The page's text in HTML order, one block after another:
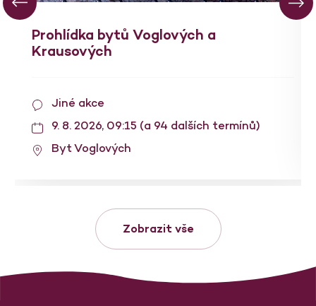
Prohlídka bytů Voglových a
Krausových
Jiné akce
9. 8. 2026, 09:15 (a 94 dalších termínů)
Byt Voglových
Zobrazit vše